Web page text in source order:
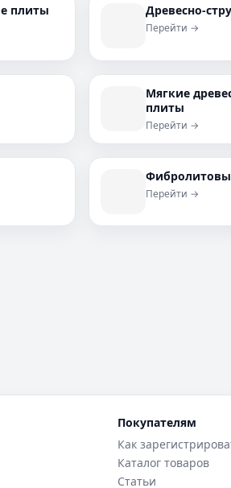
плиты Древесно-
Перейти →
Мягкие
плиты
Перейти →
Перейти →
Покупателям
Как
Каталог товаров
Статьи